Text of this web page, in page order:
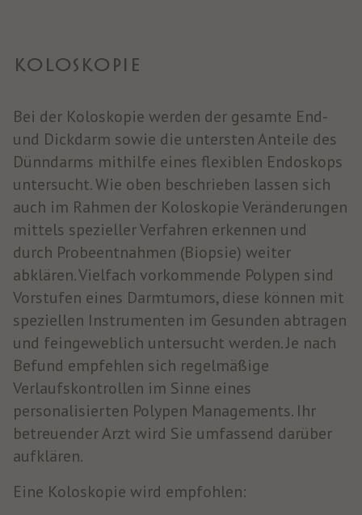
KOLOSKOPIE
Bei der Koloskopie werden der gesamte End-
und Dickdarm sowie die untersten Anteile des
Dünndarms mithilfe eines flexiblen Endoskops
untersucht. Wie oben beschrieben lassen sich
auch im Rahmen der Koloskopie Veränderungen
mittels spezieller Verfahren erkennen und
durch Probeentnahmen (Biopsie) weiter
abklären. Vielfach vorkommende Polypen sind
Vorstufen eines Darmtumors, diese können mit
speziellen Instrumenten im Gesunden abtragen
und feingeweblich untersucht werden. Je nach
Befund empfehlen sich regelmäßige
Verlaufskontrollen im Sinne eines
personalisierten Polypen Managements. Ihr
betreuender Arzt wird Sie umfassend darüber
aufklären.
Eine Koloskopie wird empfohlen: